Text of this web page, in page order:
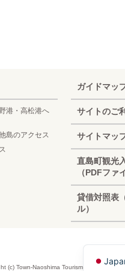
港・高松港へ
島のアクセス
ガイドマッ
サイトのご
サイトマッ
直島町観光
（PDFファ
貸借対照表
ル）
(c) Town-Naoshima Tourism Association